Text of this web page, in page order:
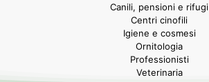
Canili, pensioni e rifugi
Centri cinofili
Igiene e cosmesi
Ornitologia
Professionisti
Veterinaria